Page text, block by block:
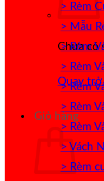
Chưa có
Quay trở
Giỏ hàng
> Rèm
> Mẫu
> Rèm
> Rèm
> Rèm
> Rèm
> Rèm
> Vách
> Rèm